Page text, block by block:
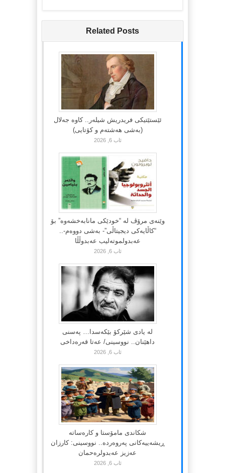
Related Posts
ئێستێتیکی فریدریش شیلەر.. کاوە جەلال
(بەشی هەشتەم و کۆتایی)
ئاب 6, 2026
وێنەی مرۆڤ لە “خودێکی مانابەخشەوە” بۆ
“کاڵایەکی دیجیتاڵی”- بەشی دووەم-..
عەبدولموتەلیب عەبدوڵڵا
ئاب 6, 2026
لە یادی شێرکۆ بێکەسدا… پەسنی
داهێنان.. نووسینی/ عەتا قەرەداخی
ئاب 6, 2026
شکاندی مامۆستا و کارەساتە
ڕیشەییەکانی پەروەردە.. نووسینی: کارزان
عەزیز عەبدولرەحمان
ئاب 6, 2026